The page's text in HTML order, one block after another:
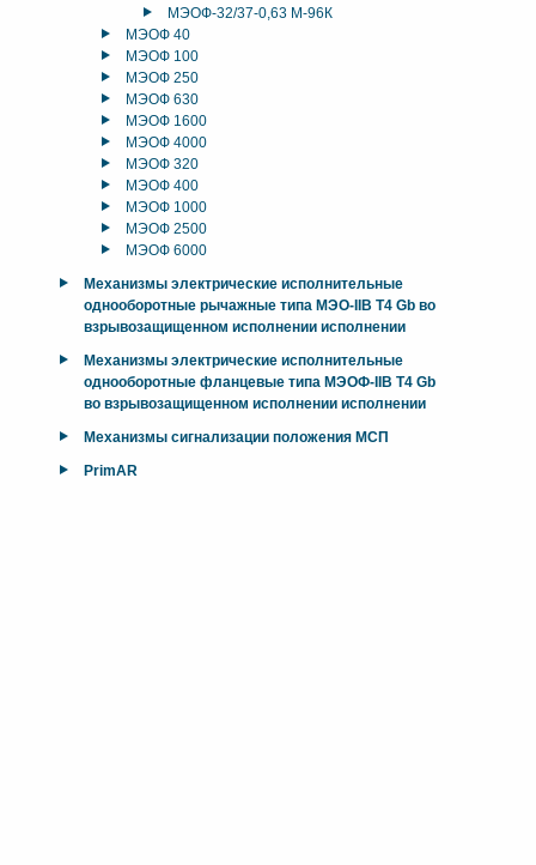
МЭОФ-32/37-0,63 М-96К
МЭОФ 40
МЭОФ 100
МЭОФ 250
МЭОФ 630
МЭОФ 1600
МЭОФ 4000
МЭОФ 320
МЭОФ 400
МЭОФ 1000
МЭОФ 2500
МЭОФ 6000
Механизмы электрические исполнительные
однооборотные рычажные типа МЭО-IIB T4 Gb во
взрывозащищенном исполнении исполнении
Механизмы электрические исполнительные
однооборотные фланцевые типа МЭОФ-IIB T4 Gb
во взрывозащищенном исполнении исполнении
Механизмы сигнализации положения МСП
PrimAR